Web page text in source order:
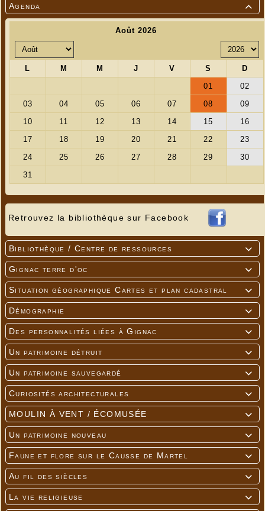

Agenda
Retrouvez la bibliothèque sur Facebook

Bibliothèque / Centre de ressources

Gignac terre d'oc

Situation géographique Cartes et plan cadastral

Démographie

Des personnalités liées à Gignac

Un patrimoine détruit

Un patrimoine sauvegardé

Curiosités architecturales

MOULIN À VENT / ÉCOMUSÉE

Un patrimoine nouveau

Faune et flore sur le Causse de Martel

Au fil des siècles

La vie religieuse